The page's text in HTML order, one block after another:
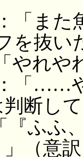
「ま
を抜い
やれや
「……
断し
『ふふ
（意